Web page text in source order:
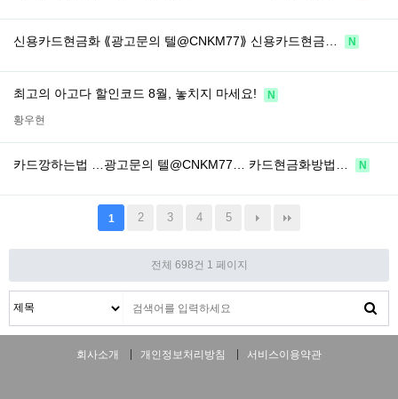
신용카드현금화 ⟪광고문의 텔@CNKM77⟫ 신용카드현금… N
최고의 아고다 할인코드 8월, 놓치지 마세요! N
황우현
카드깡하는법 …광고문의 텔@CNKM77… 카드현금화방법… N
1 2 3 4 5
전체 698건 1 페이지
회사소개 개인정보처리방침 서비스이용약관